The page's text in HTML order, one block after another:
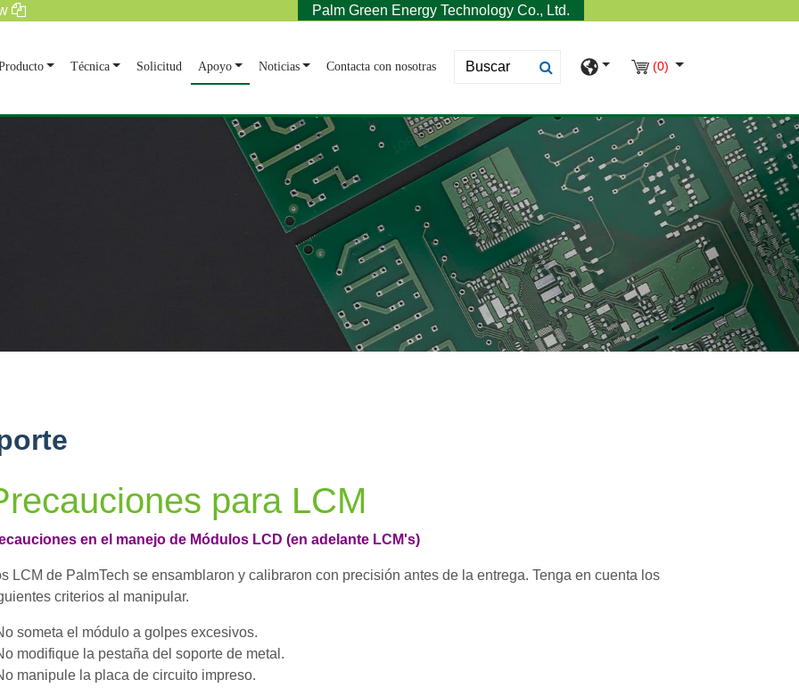
Palm Green Energy Technology Co., Ltd.
Técnica Solicitud Apoyo Noticias Contacta con nosotras (0)
para LCM
en el manejo de Módulos LCD (en adelante LCM's)
LCM de PalmTech se ensamblaron y calibraron con precisión antes de la entrega. Tenga en cuenta los
criterios al manipular.
someta el módulo a golpes excesivos.
modifique la pestaña del soporte de metal.
manipule la placa de circuito impreso.